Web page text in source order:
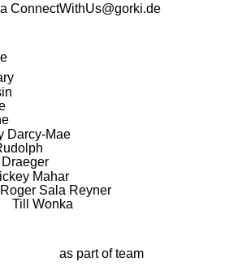
ConnectWithUs@gorki.de
Darcy-Mae
Draeger
Mahar
Roger Sala Reyner
Till Wonka
as part of team